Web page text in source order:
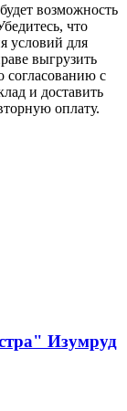
возможность
что
условий для
выгрузить
согласованию с
и доставить
оплату.
Изумруд